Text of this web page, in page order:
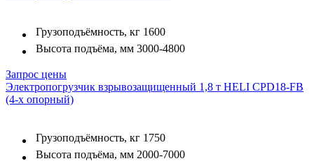
Грузоподъёмность, кг 1600
Высота подъёма, мм 3000-4800
Запрос цены
Электропогрузчик взрывозащищенный 1,8 т HELI CPD18-FB
(4-х опорный)
Грузоподъёмность, кг 1750
Высота подъёма, мм 2000-7000